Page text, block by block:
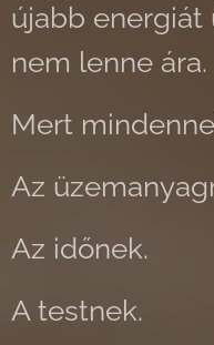
újabb energiát
nem lenne ára.
Mert
Az
Az időnek.
A testnek.